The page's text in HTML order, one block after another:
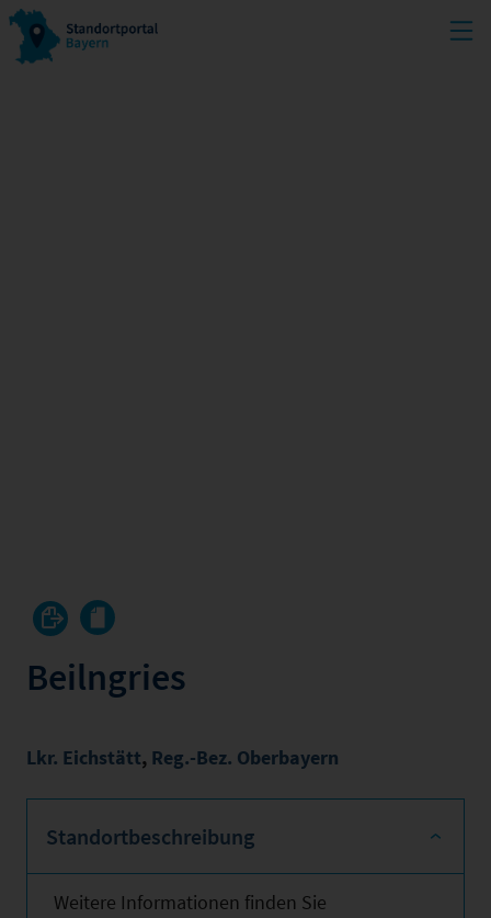
Beilngries
Lkr. Eichstätt, Reg.-Bez. Oberbayern
Standortbeschreibung
Weitere Informationen finden Sie